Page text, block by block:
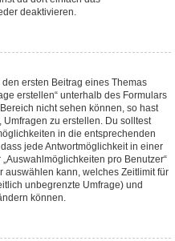
deaktivieren.
ersten Beitrag eines Themas
erstellen“ unterhalb des Formulars
nicht sehen können, so hast
zu erstellen. Du solltest
in die entsprechenden
jede Antwortmöglichkeit in einer
pro Benutzer“
auswählen kann, welches Zeitlimit für
unbegrenzte Umfrage) und
können.